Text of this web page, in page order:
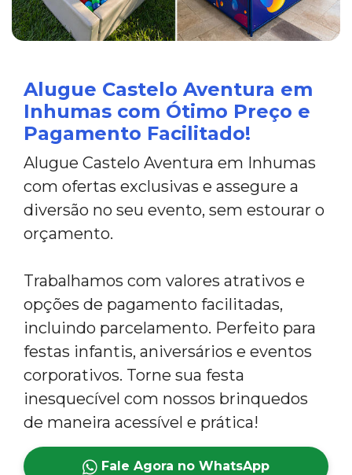
Alugue Castelo Aventura em
Inhumas com Ótimo Preço e
Pagamento Facilitado!
Alugue Castelo Aventura em Inhumas
com ofertas exclusivas e assegure a
diversão no seu evento, sem estourar o
orçamento.
Trabalhamos com valores atrativos e
opções de pagamento facilitadas,
incluindo parcelamento. Perfeito para
festas infantis, aniversários e eventos
corporativos. Torne sua festa
inesquecível com nossos brinquedos
de maneira acessível e prática!
Fale Agora no WhatsApp